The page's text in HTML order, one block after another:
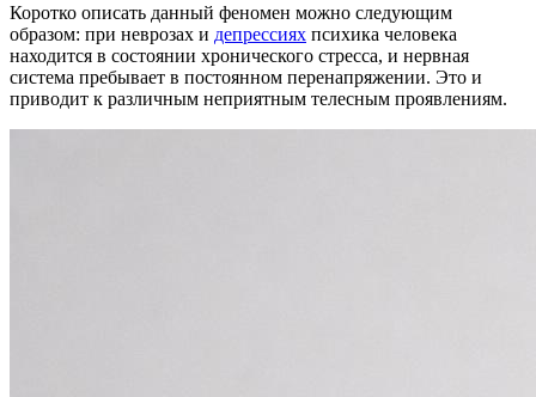
Коротко описать данный феномен можно следующим
образом: при неврозах и депрессиях психика человека
находится в состоянии хронического стресса, и нервная
система пребывает в постоянном перенапряжении. Это и
приводит к различным неприятным телесным проявлениям.